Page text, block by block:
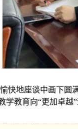
地座谈中画下圆满
学教育向“更加卓越”